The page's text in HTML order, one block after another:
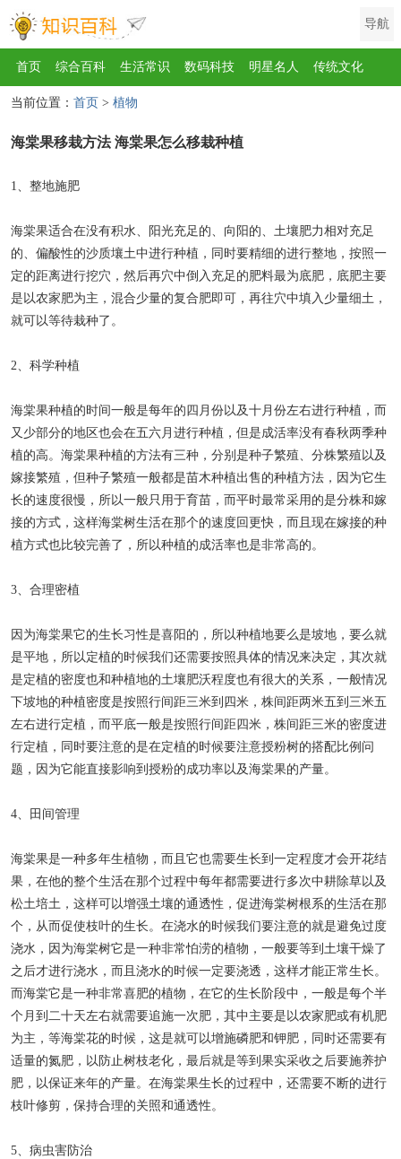
导航
首页 综合百科 生活常识 数码科技 明星名人 传统文化
互联网 健康 影视
运动 游戏 家电 地理 房产 金融
歌曲 动物
当前位置： 首页 > 植物
海棠果移栽方法 海棠果怎么移栽种植
1、整地施肥
海棠果适合在没有积水、阳光充足的、向阳的、土壤肥力相对充足
的、偏酸性的沙质壤土中进行种植，同时要精细的进行整地，按照一
定的距离进行挖穴，然后再穴中倒入充足的肥料最为底肥，底肥主要
是以农家肥为主，混合少量的复合肥即可，再往穴中填入少量细土，
就可以等待栽种了。
2、科学种植
海棠果种植的时间一般是每年的四月份以及十月份左右进行种植，而
又少部分的地区也会在五六月进行种植，但是成活率没有春秋两季种
植的高。海棠果种植的方法有三种，分别是种子繁殖、分株繁殖以及
嫁接繁殖，但种子繁殖一般都是苗木种植出售的种植方法，因为它生
长的速度很慢，所以一般只用于育苗，而平时最常采用的是分株和嫁
接的方式，这样海棠树生活在那个的速度回更快，而且现在嫁接的种
植方式也比较完善了，所以种植的成活率也是非常高的。
3、合理密植
因为海棠果它的生长习性是喜阳的，所以种植地要么是坡地，要么就
是平地，所以定植的时候我们还需要按照具体的情况来决定，其次就
是定植的密度也和种植地的土壤肥沃程度也有很大的关系，一般情况
下坡地的种植密度是按照行间距三米到四米，株间距两米五到三米五
左右进行定植，而平底一般是按照行间距四米，株间距三米的密度进
行定植，同时要注意的是在定植的时候要注意授粉树的搭配比例问
题，因为它能直接影响到授粉的成功率以及海棠果的产量。
4、田间管理
海棠果是一种多年生植物，而且它也需要生长到一定程度才会开花结
果，在他的整个生活在那个过程中每年都需要进行多次中耕除草以及
松土培土，这样可以增强土壤的通透性，促进海棠树根系的生活在那
个，从而促使枝叶的生长。在浇水的时候我们要注意的就是避免过度
浇水，因为海棠树它是一种非常怕涝的植物，一般要等到土壤干燥了
之后才进行浇水，而且浇水的时候一定要浇透，这样才能正常生长。
而海棠它是一种非常喜肥的植物，在它的生长阶段中，一般是每个半
个月到二十天左右就需要追施一次肥，其中主要是以农家肥或有机肥
为主，等海棠花的时候，这是就可以增施磷肥和钾肥，同时还需要有
适量的氮肥，以防止树枝老化，最后就是等到果实采收之后要施养护
肥，以保证来年的产量。在海棠果生长的过程中，还需要不断的进行
枝叶修剪，保持合理的关照和通透性。
5、病虫害防治